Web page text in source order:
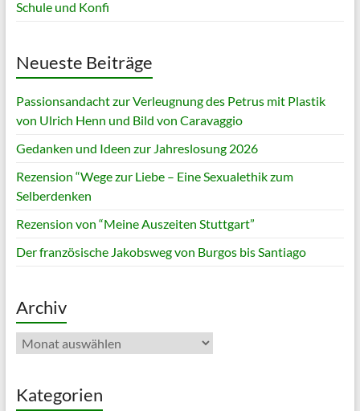
Schule und Konfi
Neueste Beiträge
Passionsandacht zur Verleugnung des Petrus mit Plastik
von Ulrich Henn und Bild von Caravaggio
Gedanken und Ideen zur Jahreslosung 2026
Rezension “Wege zur Liebe – Eine Sexualethik zum
Selberdenken
Rezension von “Meine Auszeiten Stuttgart”
Der französische Jakobsweg von Burgos bis Santiago
Archiv
Archiv
Kategorien